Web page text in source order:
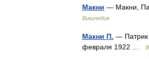
Макни — Макни,
Википедия
Макни П. — Патрик
февраля 1922 …